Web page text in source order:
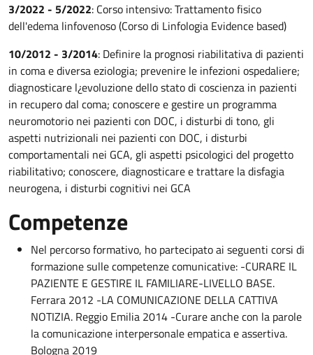
3/2022 - 5/2022: Corso intensivo: Trattamento fisico
dell'edema linfovenoso (Corso di Linfologia Evidence based)
10/2012 - 3/2014: Definire la prognosi riabilitativa di pazienti
in coma e diversa eziologia; prevenire le infezioni ospedaliere;
diagnosticare l¿evoluzione dello stato di coscienza in pazienti
in recupero dal coma; conoscere e gestire un programma
neuromotorio nei pazienti con DOC, i disturbi di tono, gli
aspetti nutrizionali nei pazienti con DOC, i disturbi
comportamentali nei GCA, gli aspetti psicologici del progetto
riabilitativo; conoscere, diagnosticare e trattare la disfagia
neurogena, i disturbi cognitivi nei GCA
Competenze
Nel percorso formativo, ho partecipato ai seguenti corsi di
formazione sulle competenze comunicative: -CURARE IL
PAZIENTE E GESTIRE IL FAMILIARE-LIVELLO BASE.
Ferrara 2012 -LA COMUNICAZIONE DELLA CATTIVA
NOTIZIA. Reggio Emilia 2014 -Curare anche con la parole
la comunicazione interpersonale empatica e assertiva.
Bologna 2019